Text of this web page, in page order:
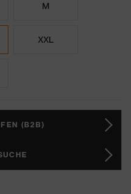
M
XXL
(B2B)